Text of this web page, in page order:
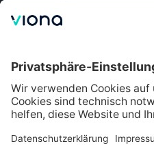
Über uns
Lernen mit Viona
Alle Partner
Partner werden